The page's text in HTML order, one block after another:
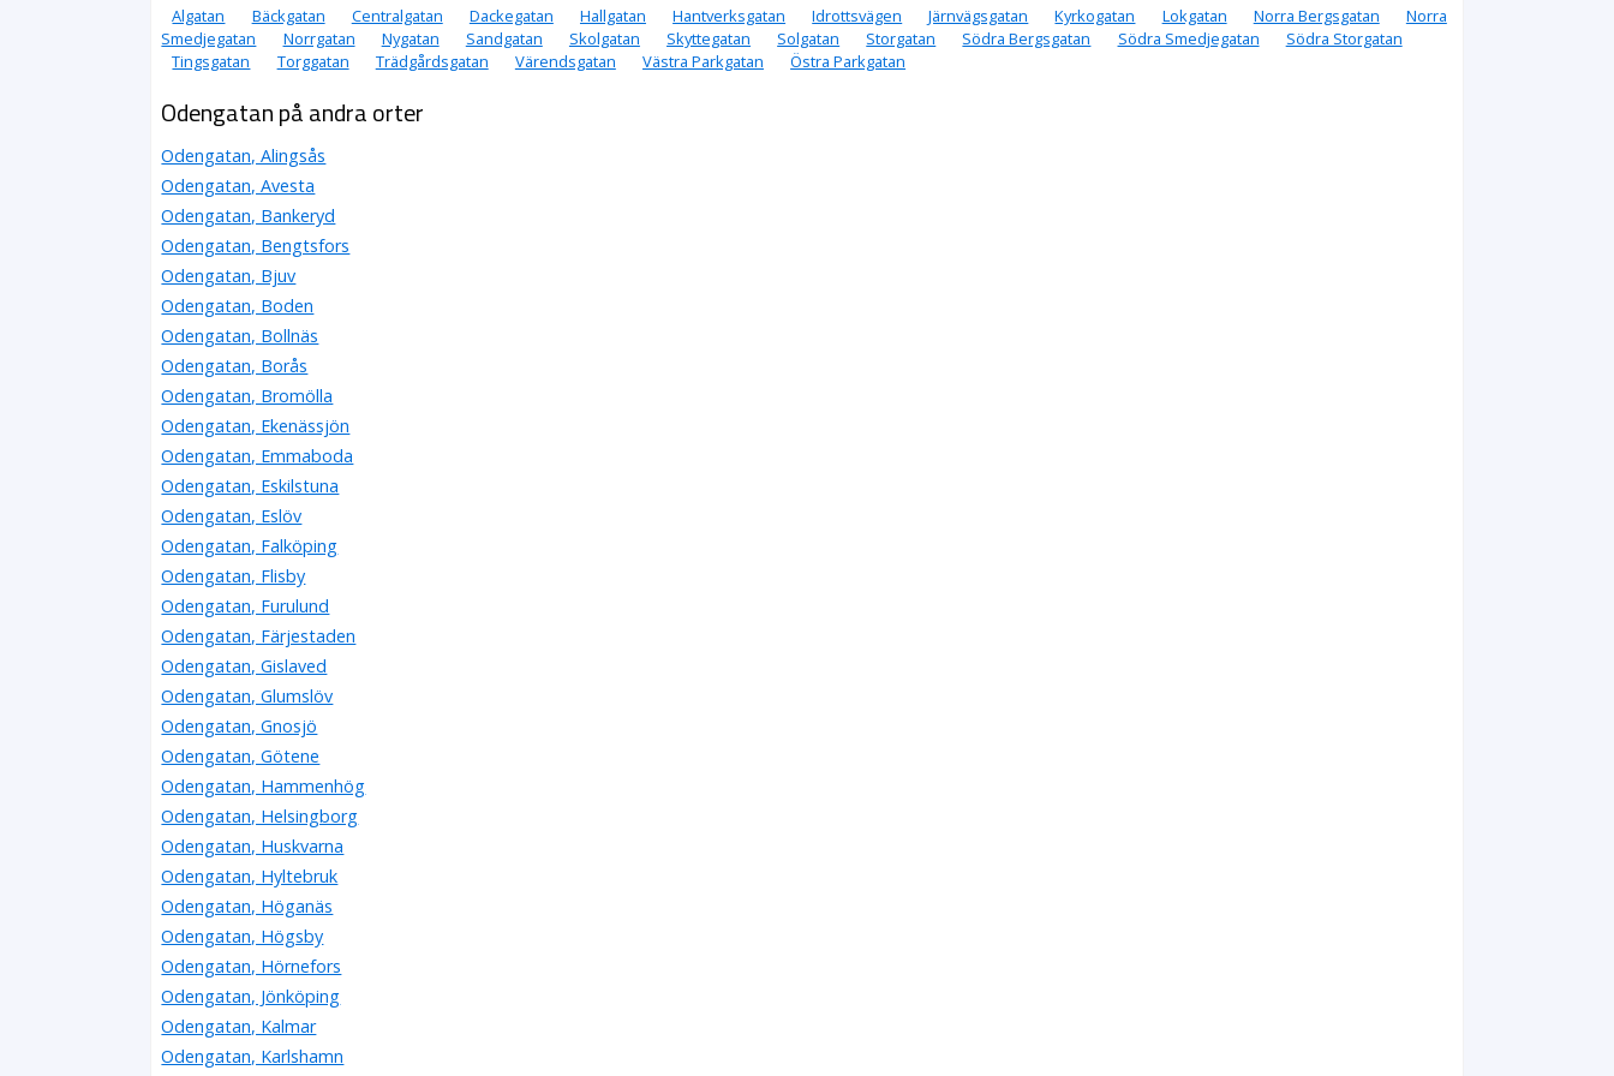
Algatan Bäckgatan Centralgatan Dackegatan Hallgatan Hantverksgatan Idrottsvägen Järnvägsgatan Kyrkogatan Lokgatan Norra Bergsgatan
Norra
Smedjegatan
Norrgatan Nygatan Sandgatan Skolgatan Skyttegatan Solgatan Storgatan Södra Bergsgatan Södra Smedjegatan
Södra Storgatan
Tingsgatan
Torggatan Trädgårdsgatan Värendsgatan Västra Parkgatan Östra Parkgatan
Odengatan på andra orter
Odengatan, Alingsås
Odengatan, Avesta
Odengatan, Bankeryd
Odengatan, Bengtsfors
Odengatan, Bjuv
Odengatan, Boden
Odengatan, Bollnäs
Odengatan, Borås
Odengatan, Bromölla
Odengatan, Ekenässjön
Odengatan, Emmaboda
Odengatan, Eskilstuna
Odengatan, Eslöv
Odengatan, Falköping
Odengatan, Flisby
Odengatan, Furulund
Odengatan, Färjestaden
Odengatan, Gislaved
Odengatan, Glumslöv
Odengatan, Gnosjö
Odengatan, Götene
Odengatan, Hammenhög
Odengatan, Helsingborg
Odengatan, Huskvarna
Odengatan, Hyltebruk
Odengatan, Höganäs
Odengatan, Högsby
Odengatan, Hörnefors
Odengatan, Jönköping
Odengatan, Kalmar
Odengatan, Karlshamn